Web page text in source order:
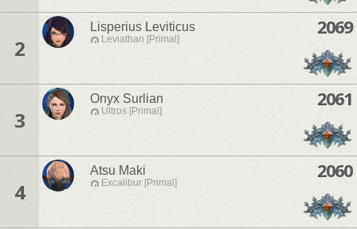
2
Lisperius Leviticus
Leviathan [Primal]
2069
3
Onyx Surlian
Ultros [Primal]
2061
4
Atsu Maki
Excalibur [Primal]
2060